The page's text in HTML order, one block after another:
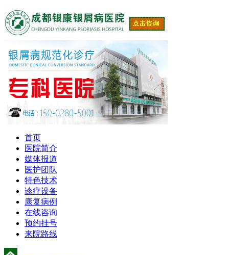
首页
医院简介
媒体报道
医护团队
特色技术
诊疗设备
康复病例
在线咨询
预约挂号
来院路线